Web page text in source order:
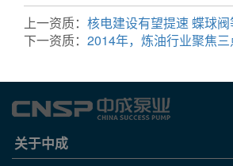
上一资质： 核电建设有望提速 蝶球
下一资质： 2014年，炼油行业聚焦三
关于中成